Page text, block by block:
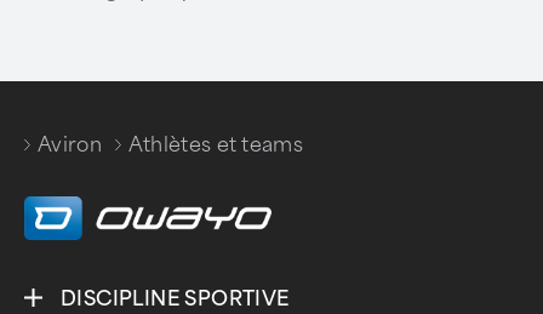
Aviron
Athlètes et teams
DISCIPLINE SPORTIVE